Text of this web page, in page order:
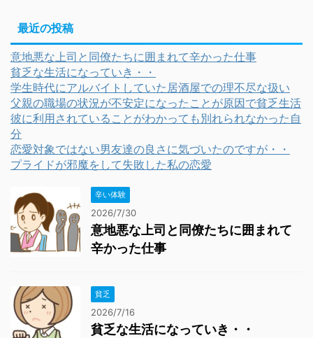
最近の投稿
意地悪な上司と同僚たちに囲まれて辛かった仕事
貧乏な生活になっていき・・
学生時代にアルバイトしていた居酒屋での理不尽な扱い
父親の職場の状況が不安定になったことが原因で貧乏生活
彼に利用されていることがわかっても別れられなかった自
分
恋愛対象ではない男友達の良さに気づいたのですが・・
プライドが邪魔をして失敗した私の恋愛
辛い体験
2026/7/30
意地悪な上司と同僚たちに囲まれて
辛かった仕事
貧乏
2026/7/16
貧乏な生活になっていき・・